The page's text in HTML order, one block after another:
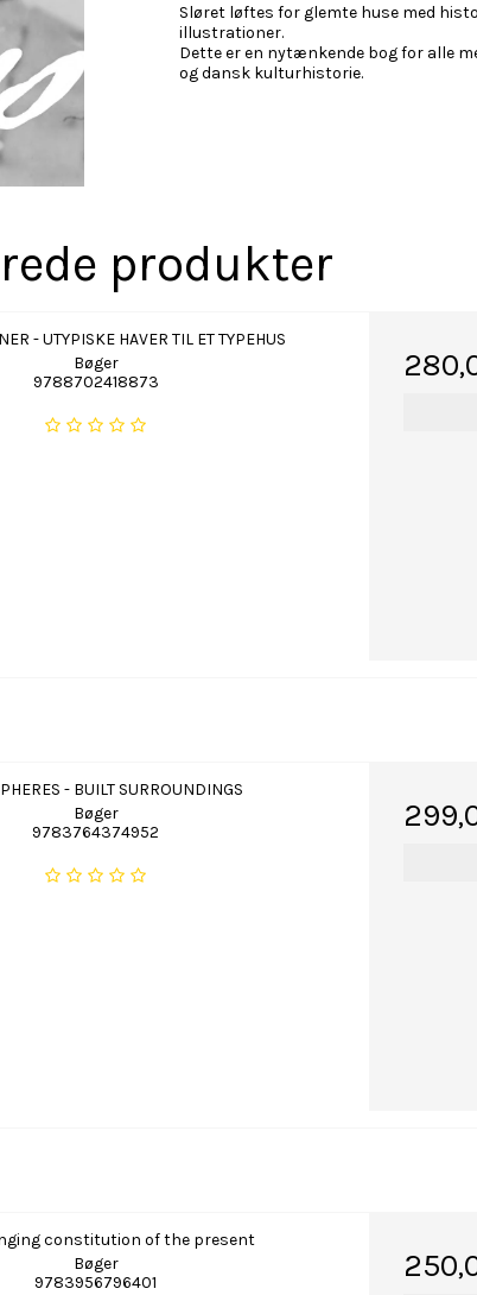
Sløret løftes for glemte huse med
illustrationer.
Dette er en nytænkende bog for alle
og dansk kulturhistorie.
produkter
- UTYPISKE HAVER TIL ET TYPEHUS
Bøger
9788702418873
- BUILT SURROUNDINGS
Bøger
9783764374952
constitution of the present
Bøger
9783956796401